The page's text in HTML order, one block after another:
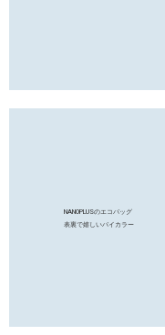
NANOPLUSのエコバッグ
表裏で嬉しいバイカラー